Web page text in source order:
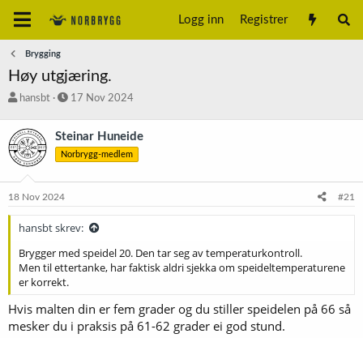
Logg inn Registrer
Brygging
Høy utgjæring.
T
å
d
s
a
r
t
e
hansbt
S
r
t
a
o
17 Nov 2024
Steinar Huneide
Norbrygg-medlem
18 Nov 2024 #21
hansbt skrev:
Brygger med speidel 20. Den tar seg av temperaturkontroll.
Men til ettertanke, har faktisk aldri sjekka om speideltemperaturene
er korrekt.
Hvis malten din er fem grader og du stiller speidelen på 66 så
mesker du i praksis på 61-62 grader ei god stund.